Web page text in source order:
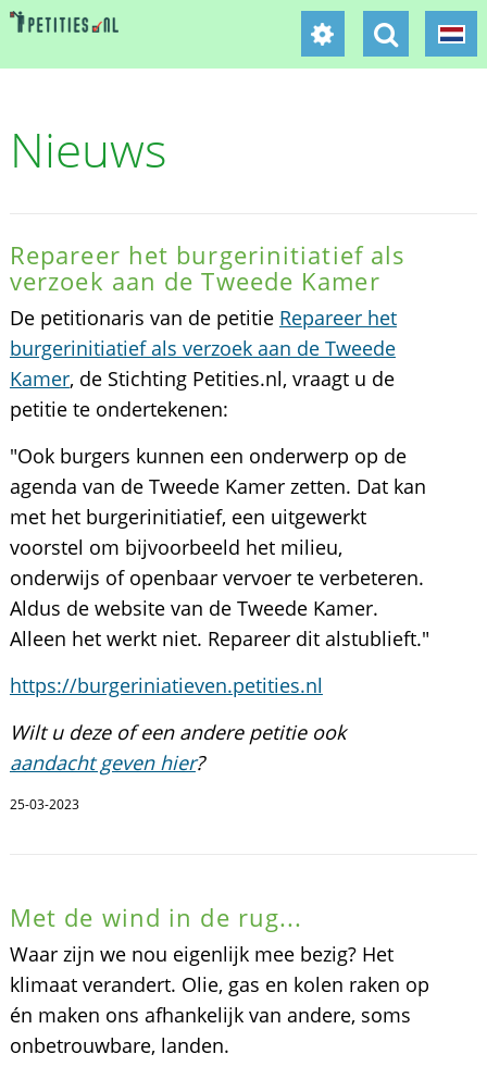
Nieuws
Repareer het burgerinitiatief als
verzoek aan de Tweede Kamer
De petitionaris van de petitie Repareer het
burgerinitiatief als verzoek aan de Tweede
Kamer, de Stichting Petities.nl, vraagt u de
petitie te ondertekenen:
"Ook burgers kunnen een onderwerp op de
agenda van de Tweede Kamer zetten. Dat kan
met het burgerinitiatief, een uitgewerkt
voorstel om bijvoorbeeld het milieu,
onderwijs of openbaar vervoer te verbeteren.
Aldus de website van de Tweede Kamer.
Alleen het werkt niet. Repareer dit alstublieft."
https://burgeriniatieven.petities.nl
Wilt u deze of een andere petitie ook
aandacht geven hier?
25-03-2023
Met de wind in de rug...
Waar zijn we nou eigenlijk mee bezig? Het
klimaat verandert. Olie, gas en kolen raken op
én maken ons afhankelijk van andere, soms
onbetrouwbare, landen.